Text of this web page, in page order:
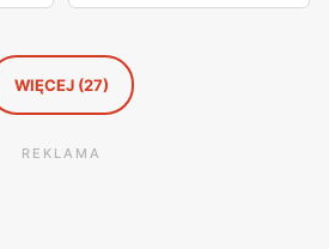
WIĘCEJ (27)
REKLAMA